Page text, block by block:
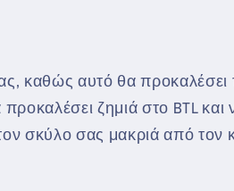
καθώς αυτό θα προκαλέσει
ζημιά στο BTL
σκύλο σας μακριά από τον